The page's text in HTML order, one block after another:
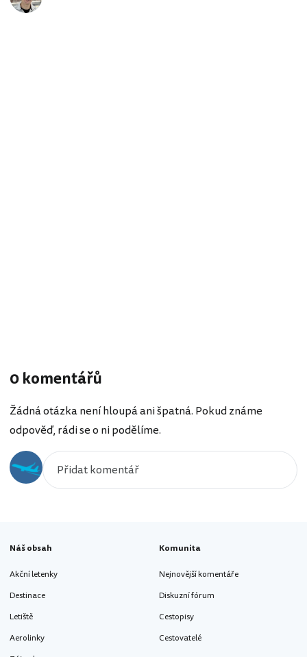
0 komentářů
Žádná otázka není hloupá ani špatná. Pokud známe
odpověď, rádi se o ni podělíme.
Náš obsah
Akční letenky
Destinace
Letiště
Aerolinky
Komunita
Nejnovější komentáře
Diskuzní fórum
Cestopisy
Cestovatelé